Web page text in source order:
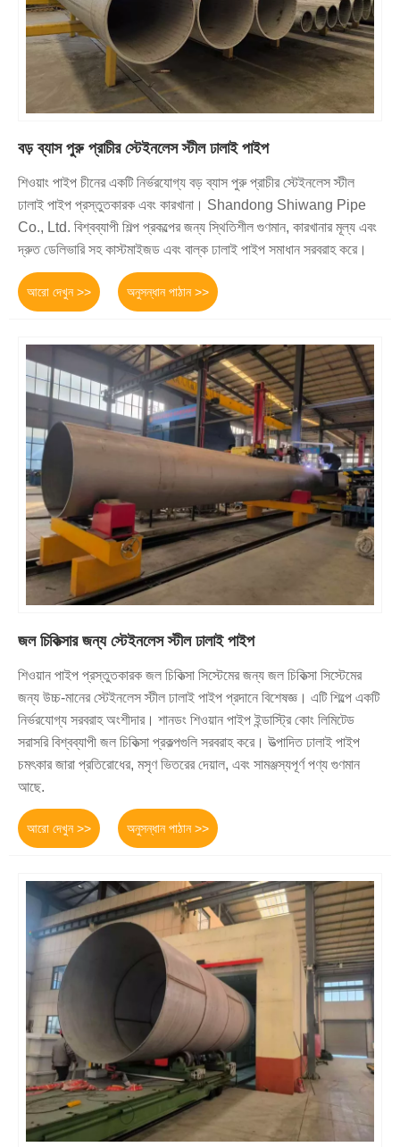
বড় ব্যাস পুরু প্রাচীর স্টেইনলেস স্টীল ঢালাই পাইপ
শিওয়াং পাইপ চীনের একটি নির্ভরযোগ্য বড় ব্যাস পুরু প্রাচীর স্টেইনলেস স্টীল
ঢালাই পাইপ প্রস্তুতকারক এবং কারখানা। Shandong Shiwang Pipe
Co., Ltd. বিশ্বব্যাপী শিল্প প্রকল্পের জন্য স্থিতিশীল গুণমান, কারখানার মূল্য এবং
দ্রুত ডেলিভারি সহ কাস্টমাইজড এবং বাল্ক ঢালাই পাইপ সমাধান সরবরাহ করে।
আরো দেখুন >> অনুসন্ধান পাঠান >>
জল চিকিত্সার জন্য স্টেইনলেস স্টীল ঢালাই পাইপ
শিওয়ান পাইপ প্রস্তুতকারক জল চিকিত্সা সিস্টেমের জন্য জল চিকিত্সা সিস্টেমের
জন্য উচ্চ-মানের স্টেইনলেস স্টীল ঢালাই পাইপ প্রদানে বিশেষজ্ঞ। এটি শিল্পে একটি
নির্ভরযোগ্য সরবরাহ অংশীদার। শানডং শিওয়ান পাইপ ইন্ডাস্ট্রি কোং লিমিটেড
সরাসরি বিশ্বব্যাপী জল চিকিত্সা প্রকল্পগুলি সরবরাহ করে। উত্পাদিত ঢালাই পাইপ
চমৎকার জারা প্রতিরোধের, মসৃণ ভিতরের দেয়াল, এবং সামঞ্জস্যপূর্ণ পণ্য গুণমান
আছে.
আরো দেখুন >> অনুসন্ধান পাঠান >>